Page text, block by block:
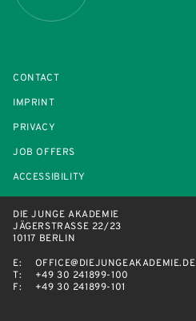
CONTACT
IMPRINT
PRIVACY
JOB OFFERS
ACCESSIBILITY
DIE JUNGE AKADEMIE
JÄGERSTRASSE 22/23
10117 BERLIN
E:
OFFICE@DIEJUNGEAKADEMIE.DE
T:
+49 30 241899-100
F:
+49 30 241899-101